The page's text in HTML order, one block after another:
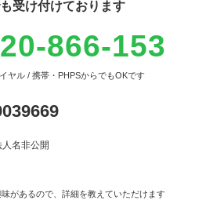
受け付けております
866-153
ヤル / 携帯・PHPSからでもOKです
人名非公開
味があるので、詳細を教えていただけます